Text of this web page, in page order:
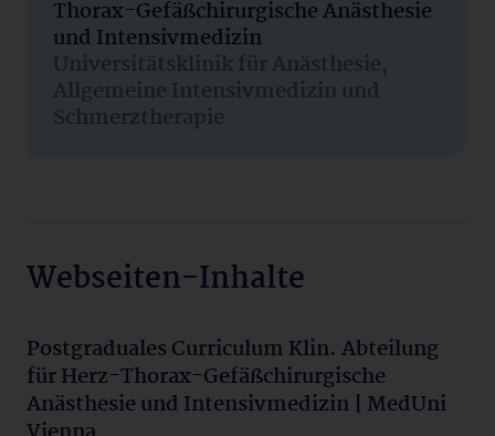
Thorax-Gefäßchirurgische Anästhesie
und Intensivmedizin
Universitätsklinik für Anästhesie,
Allgemeine Intensivmedizin und
Schmerztherapie
Webseiten-Inhalte
Postgraduales Curriculum Klin. Abteilung
für Herz-Thorax-Gefäßchirurgische
Anästhesie und Intensivmedizin | MedUni